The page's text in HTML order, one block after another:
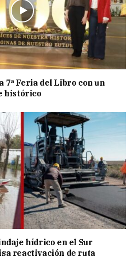
Feria del Libro con un
histórico
hídrico en el Sur
reactivación de ruta